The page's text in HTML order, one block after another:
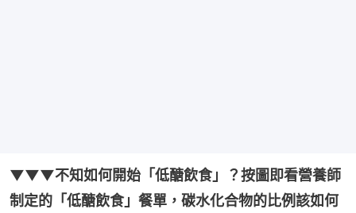
▼▼▼不知如何開始「低醣飲食」？按圖即看營養師
制定的「低醣飲食」餐單，碳水化合物的比例該如何